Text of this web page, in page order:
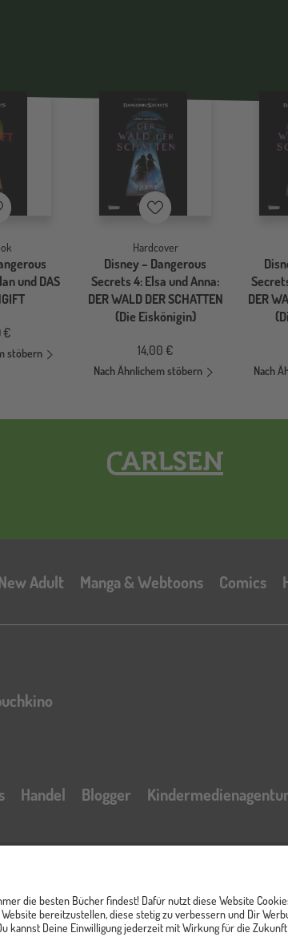
und DAS
€
stöbern
Merkzettel
Hardcover
Disney – Dangerous
Secrets 4: Elsa und Anna:
DER WALD DER SCHATTEN
(Die Eiskönigin)
14,00 €
Nach Ähnlichem stöbern
DER
Nach
Hauptnavigation
Adult Manga & Webtoons Comics
Handel Blogger
Kindermedienagentur
AGB Online Shop